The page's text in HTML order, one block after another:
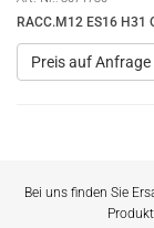
RACC.M12 ES16 H31
Preis auf Anfrage
Bei uns finden Sie